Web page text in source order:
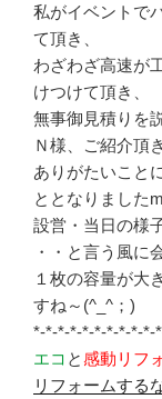
私がイベントで
て頂き、
わざわざ高速が
けつけて頂き、
無事御見積りを
Ｎ様、ご紹介頂
ありがたいこと
ととなりました
設営・当日の様
・・と言う風に
１枚の容量が大
すね～(^_^；)
*-*-*-*-*-*-*-*-*-*-
エコ と感動リフ
リフォームする